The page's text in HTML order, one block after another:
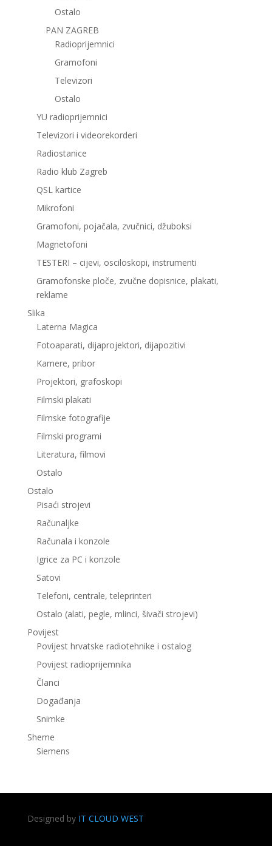
Ostalo
PAN ZAGREB
Radioprijemnici
Gramofoni
Televizori
Ostalo
YU radioprijemnici
Televizori i videorekorderi
Radiostanice
Radio klub Zagreb
QSL kartice
Mikrofoni
Gramofoni, pojačala, zvučnici, džuboksi
Magnetofoni
TESTERI – cijevi, osciloskopi, instrumenti
Gramofonske ploče, zvučne dopisnice, plakati,
reklame
Slika
Laterna Magica
Fotoaparati, dijaprojektori, dijapozitivi
Kamere, pribor
Projektori, grafoskopi
Filmski plakati
Filmske fotografije
Filmski programi
Literatura, filmovi
Ostalo
Ostalo
Pisaći strojevi
Računaljke
Računala i konzole
Igrice za PC i konzole
Satovi
Telefoni, centrale, teleprinteri
Ostalo (alati, pegle, mlinci, šivači strojevi)
Povijest
Povijest hrvatske radiotehnike i ostalog
Povijest radioprijemnika
Članci
Događanja
Snimke
Sheme
Siemens
Designed by IT CLOUD WEST